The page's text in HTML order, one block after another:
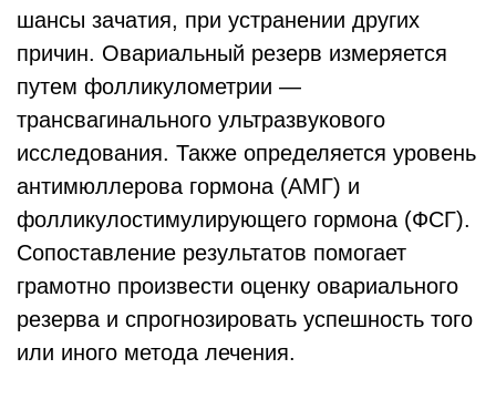
шансы зачатия, при устранении других
причин. Овариальный резерв измеряется
путем фолликулометрии —
трансвагинального ультразвукового
исследования. Также определяется уровень
антимюллерова гормона (АМГ) и
фолликулостимулирующего гормона (ФСГ).
Сопоставление результатов помогает
грамотно произвести оценку овариального
резерва и спрогнозировать успешность того
или иного метода лечения.